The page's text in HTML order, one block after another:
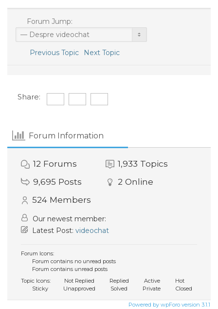
Forum Jump:
Previous Topic Next Topic
Share:
Forum Information
12 Forums 1,933 Topics
9,695 Posts 2 Online
524 Members
Our newest member:
Latest Post: videochat
Forum Icons:
Forum contains no unread posts
Forum contains unread posts
Topic Icons:
Not Replied Replied Active
Hot
Sticky
Unapproved Solved Private Closed
Powered by wpForo version 3.1.1